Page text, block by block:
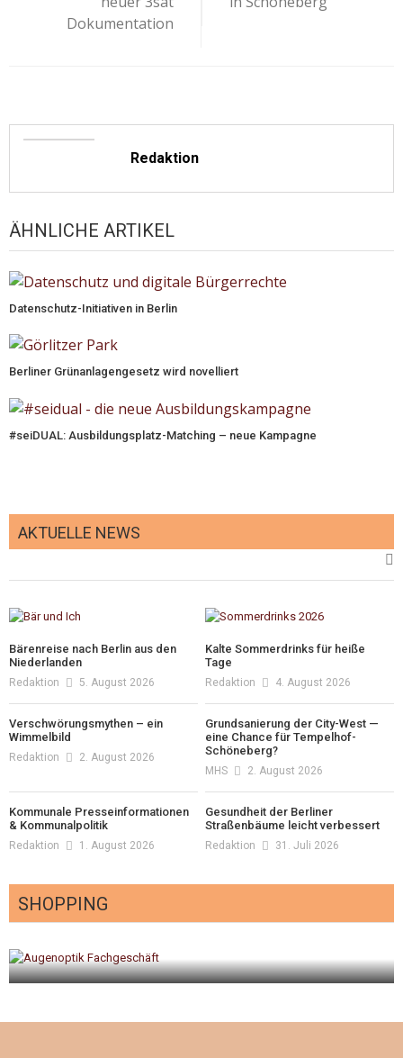
Dokumentation
Redaktion
ÄHNLICHE ARTIKEL
Datenschutz-Initiativen in Berlin
Berliner Grünanlagengesetz wird novelliert
#seiDUAL: Ausbildungsplatz-Matching – neue Kampagne
AKTUELLE NEWS
Bärenreise nach Berlin aus den
Niederlanden
Redaktion 5. August 2026
Kalte Sommerdrinks für heiße
Tage
Redaktion 4. August 2026
Verschwörungsmythen – ein
Wimmelbild
Redaktion 2. August 2026
Grundsanierung der City-West —
eine Chance für Tempelhof-
Schöneberg?
MHS 2. August 2026
Kommunale Presseinformationen
& Kommunalpolitik
Redaktion 1. August 2026
Gesundheit der Berliner
Straßenbäume leicht verbessert
Redaktion 31. Juli 2026
SHOPPING
Redaktion 23. Juli 2026